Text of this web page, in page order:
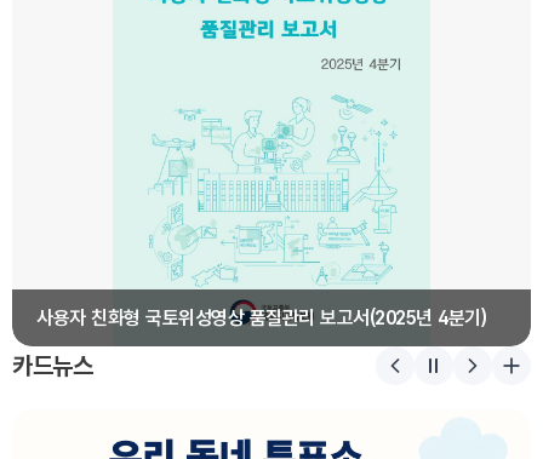
사용자 친화형 국토위성영상 품질관리 보고서(2025년 4분기)
카드뉴스